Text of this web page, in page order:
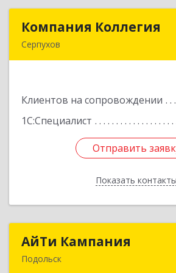
Компания Коллегия
Серпухов
Клиентов на сопровождении
1С:Специалист
Отправить
Показать контакты
Отправить
Назад
АйТи Кампания
Подольск